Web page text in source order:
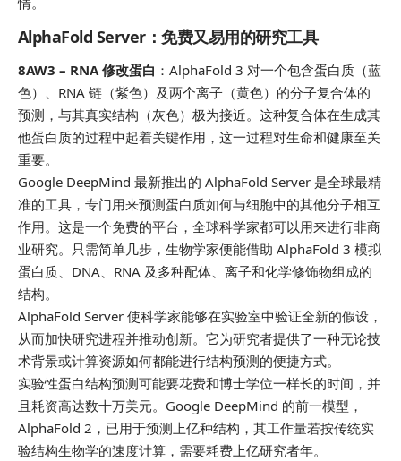
AlphaFold Server：免费又易用的研究工具
8AW3 – RNA 修改蛋白 ：AlphaFold 3 对一个包含蛋白质（蓝
色）、RNA 链（紫色）及两个离子（黄色）的分子复合体的
预测，与其真实结构（灰色）极为接近。这种复合体在生成其
他蛋白质的过程中起着关键作用，这一过程对生命和健康至关
重要。
Google DeepMind 最新推出的 AlphaFold Server 是全球最精
准的工具，专门用来预测蛋白质如何与细胞中的其他分子相互
作用。这是一个免费的平台，全球科学家都可以用来进行非商
业研究。只需简单几步，生物学家便能借助 AlphaFold 3 模拟
蛋白质、DNA、RNA 及多种配体、离子和化学修饰物组成的
结构。
AlphaFold Server 使科学家能够在实验室中验证全新的假设，
从而加快研究进程并推动创新。它为研究者提供了一种无论技
术背景或计算资源如何都能进行结构预测的便捷方式。
实验性蛋白结构预测可能要花费和博士学位一样长的时间，并
且耗资高达数十万美元。Google DeepMind 的前一模型，
AlphaFold 2，已用于预测上亿种结构，其工作量若按传统实
验结构生物学的速度计算，需要耗费上亿研究者年。